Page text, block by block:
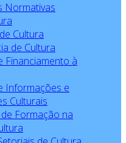
Normativas
Cultura
de Cultura
Financiamento à
Informações e
Culturais
Formação na